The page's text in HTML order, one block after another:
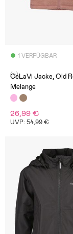
1 VERFÜGBAR
(4)
CeLaVi Jacke, Old
Melange
26,99 €
UVP: 54,99 €